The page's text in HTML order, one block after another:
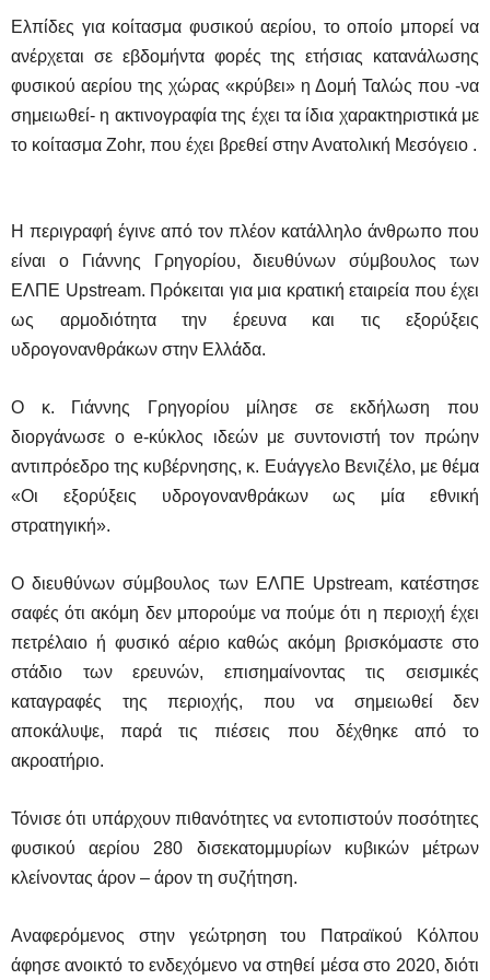
Ελπίδες για κοίτασμα φυσικού αερίου, το οποίο μπορεί να
ανέρχεται σε εβδομήντα φορές της ετήσιας κατανάλωσης
φυσικού αερίου της χώρας «κρύβει» η Δομή Ταλώς που -να
σημειωθεί- η ακτινογραφία της έχει τα ίδια χαρακτηριστικά με
το κοίτασμα Zohr, που έχει βρεθεί στην Ανατολική Μεσόγειο .
Η περιγραφή έγινε από τον πλέον κατάλληλο άνθρωπο που
είναι ο Γιάννης Γρηγορίου, διευθύνων σύμβουλος των
ΕΛΠΕ Upstream. Πρόκειται για μια κρατική εταιρεία που έχει
ως αρμοδιότητα την έρευνα και τις εξορύξεις
υδρογονανθράκων στην Ελλάδα.
Ο κ. Γιάννης Γρηγορίου μίλησε σε εκδήλωση που
διοργάνωσε οe-κύκλος ιδεών με συντονιστή τον πρώην
αντιπρόεδρο της κυβέρνησης, κ. Ευάγγελο Βενιζέλο, με θέμα
«Οι εξορύξεις υδρογονανθράκων ως μία εθνική
στρατηγική».
Ο διευθύνων σύμβουλος των ΕΛΠΕ Upstream, κατέστησε
σαφές ότι ακόμη δεν μπορούμε να πούμε ότι η περιοχή έχει
πετρέλαιο ή φυσικό αέριο καθώς ακόμη βρισκόμαστε στο
στάδιο των ερευνών, επισημαίνοντας τις σεισμικές
καταγραφές της περιοχής, που να σημειωθεί δεν
αποκάλυψε, παρά τις πιέσεις που δέχθηκε από το
ακροατήριο.
Τόνισε ότι υπάρχουν πιθανότητες να εντοπιστούν ποσότητες
φυσικού αερίου 280 δισεκατομμυρίων κυβικών μέτρων
κλείνοντας άρον – άρον τη συζήτηση.
Αναφερόμενος στην γεώτρηση του Πατραϊκού Κόλπου
άφησε ανοικτό το ενδεχόμενο να στηθεί μέσα στο 2020, διότι